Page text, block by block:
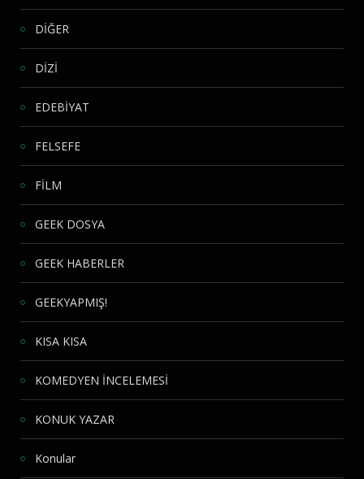
DİĞER
DİZİ
EDEBİYAT
FELSEFE
FİLM
GEEK DOSYA
GEEK HABERLER
GEEKYAPMIŞ!
KISA KISA
KOMEDYEN İNCELEMESİ
KONUK YAZAR
Konular